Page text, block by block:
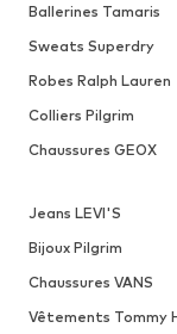
Ballerines Tamaris
Sweats Superdry
Robes Ralph Lauren
Colliers Pilgrim
Chaussures GEOX
Jeans LEVI'S
Bijoux Pilgrim
Chaussures VANS
Vêtements Tommy